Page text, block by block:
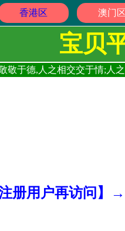
香港区 澳门区
宝贝
敬于德,人之相交交于情;人
册用户再访问】→